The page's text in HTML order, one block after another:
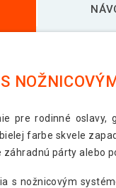
pre rodinné oslavy,
farbe skvele
párty alebo
s nožnicovým